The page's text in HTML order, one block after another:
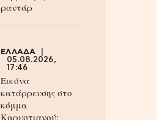
ραντάρ
ΕΛΛΑΔΑ
05.08.2026,
17:46
Εικόνα
κατάρρευσης στο
κόμμα
Καρυστιανού: